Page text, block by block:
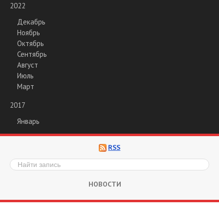
2022
Декабрь
Ноябрь
Октябрь
Сентябрь
Август
Июль
Март
2017
Январь
RSS
НОВОСТИ